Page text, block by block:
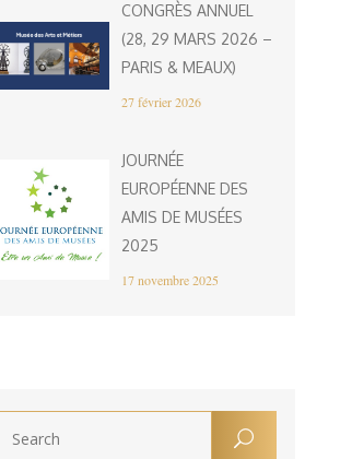
CONGRÈS ANNUEL
(28, 29 MARS 2026 –
PARIS & MEAUX)
27 février 2026
JOURNÉE
EUROPÉENNE DES
AMIS DE MUSÉES
2025
17 novembre 2025